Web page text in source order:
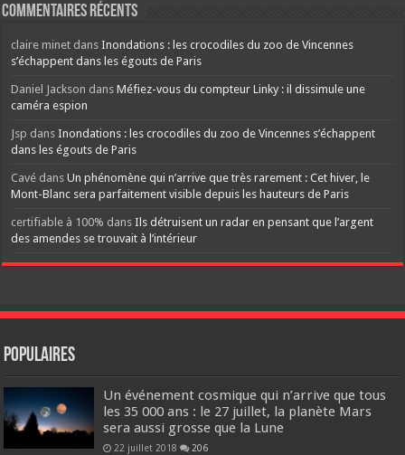
Commentaires récents
claire minet dansInondations : les crocodiles du zoo de Vincennes
s’échappent dans les égouts de Paris
Daniel Jackson dansMéfiez-vous du compteur Linky : il dissimule une
caméra espion
Jsp dansInondations : les crocodiles du zoo de Vincennes s’échappent
dans les égouts de Paris
Cavé dansUn phénomène qui n’arrive que très rarement : Cet hiver, le
Mont-Blanc sera parfaitement visible depuis les hauteurs de Paris
certifiable à 100% dansIls détruisent un radar en pensant que l’argent
des amendes se trouvait à l’intérieur
Populaires
Un événement cosmique qui n’arrive que tous
les 35 000 ans : le 27 juillet, la planète Mars
sera aussi grosse que la Lune
22 juillet 2018 206